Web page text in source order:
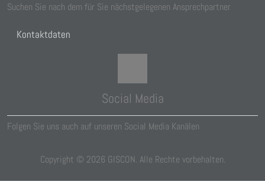
Suchen Sie nach dem für Sie nächstgelegenen Ansprechpartner
Kontaktdaten
Social Media
Folgen Sie uns auch auf unseren Social Media Kanälen
Copyright © 2026 GISCON. Alle Rechte vorbehalten.